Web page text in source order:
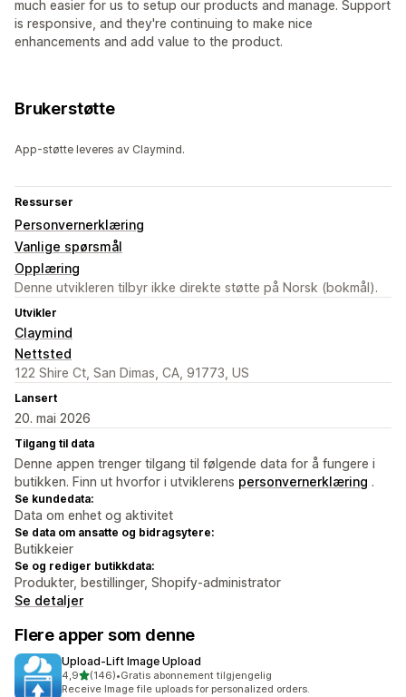
much easier for us to setup our products and manage. Support
is responsive, and they're continuing to make nice
enhancements and add value to the product.
Brukerstøtte
App-støtte leveres av Claymind.
Ressurser
Personvernerklæring
Vanlige spørsmål
Opplæring
Denne utvikleren tilbyr ikke direkte støtte på Norsk (bokmål).
Utvikler
Claymind
Nettsted
122 Shire Ct, San Dimas, CA, 91773, US
Lansert
20. mai 2026
Tilgang til data
Denne appen trenger tilgang til følgende data for å fungere i
butikken. Finn ut hvorfor i utviklerens personvernerklæring .
Se kundedata:
Data om enhet og aktivitet
Se data om ansatte og bidragsytere:
Butikkeier
Se og rediger butikkdata:
Produkter, bestillinger, Shopify-administrator
Se detaljer
Flere apper som denne
Upload‑Lift Image Upload
4,9av 5 stjerner
(146)
Totalt 146 omtaler
•Gratis abonnement tilgjengelig
Receive Image file uploads for personalized orders.